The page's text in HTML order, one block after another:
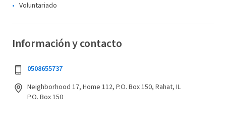
Voluntariado
Información y contacto
0508655737
Neighborhood 17, Home 112, P.O. Box 150, Rahat, IL
P.O. Box 150